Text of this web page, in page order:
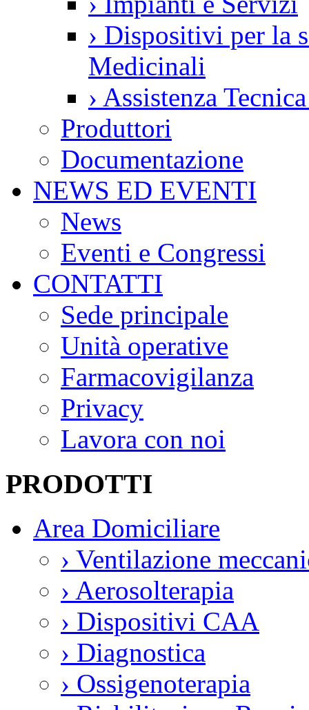
› Dispositivi per la
Medicinali
› Assistenza
Produttori
Documentazione
NEWS ED EVENTI
News
Eventi e Congressi
CONTATTI
Sede principale
Unità operative
Farmacovigilanza
Privacy
Lavora con noi
PRODOTTI
Area Domiciliare
› Ventilazione
› Aerosolterapia
› Dispositivi CAA
› Diagnostica
› Ossigenoterapia